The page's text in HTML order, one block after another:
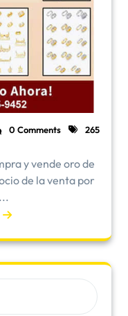
0 Comments
265
y vende oro de
de la venta por